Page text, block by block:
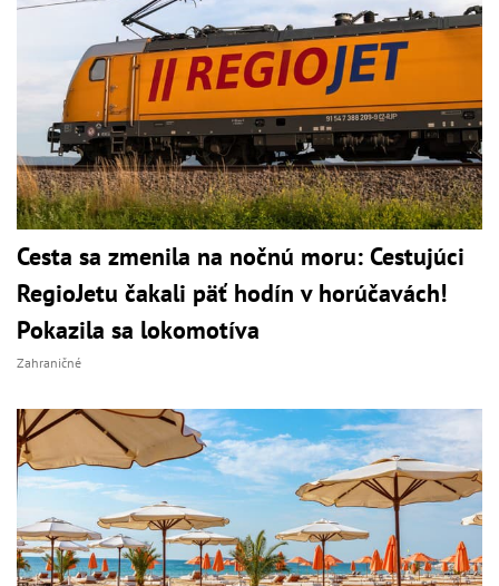
Cesta sa zmenila na nočnú moru: Cestujúci
RegioJetu čakali päť hodín v horúčavách!
Pokazila sa lokomotíva
Zahraničné